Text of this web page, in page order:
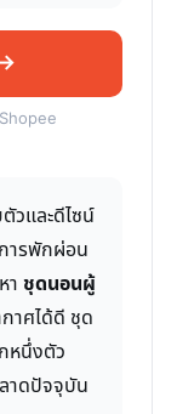
Shopee
วและดีไซน์
ารพักผ่อน
า ชุดนอนผู้
าศได้ดี ชุด
หนึ่งตัว
าดปัจจุบัน